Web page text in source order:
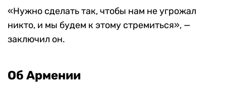
«Нужно сделать так, чтобы нам не угрожал
никто, и мы будем к этому стремиться», —
заключил он.
Об Армении